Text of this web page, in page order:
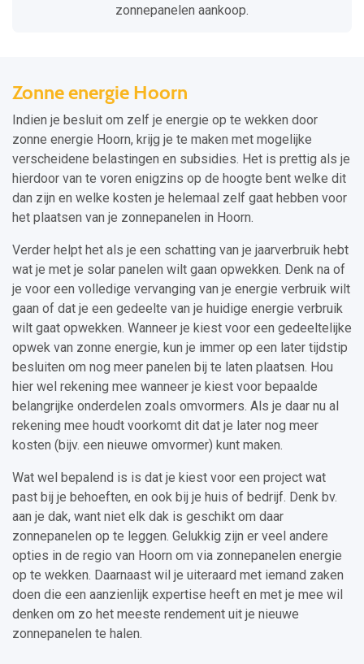
zonnepanelen aankoop.
Zonne energie Hoorn
Indien je besluit om zelf je energie op te wekken door
zonne energie Hoorn, krijg je te maken met mogelijke
verscheidene belastingen en subsidies. Het is prettig als je
hierdoor van te voren enigzins op de hoogte bent welke dit
dan zijn en welke kosten je helemaal zelf gaat hebben voor
het plaatsen van je zonnepanelen in Hoorn.
Verder helpt het als je een schatting van je jaarverbruik hebt
wat je met je solar panelen wilt gaan opwekken. Denk na of
je voor een volledige vervanging van je energie verbruik wilt
gaan of dat je een gedeelte van je huidige energie verbruik
wilt gaat opwekken. Wanneer je kiest voor een gedeeltelijke
opwek van zonne energie, kun je immer op een later tijdstip
besluiten om nog meer panelen bij te laten plaatsen. Hou
hier wel rekening mee wanneer je kiest voor bepaalde
belangrijke onderdelen zoals omvormers. Als je daar nu al
rekening mee houdt voorkomt dit dat je later nog meer
kosten (bijv. een nieuwe omvormer) kunt maken.
Wat wel bepalend is is dat je kiest voor een project wat
past bij je behoeften, en ook bij je huis of bedrijf. Denk bv.
aan je dak, want niet elk dak is geschikt om daar
zonnepanelen op te leggen. Gelukkig zijn er veel andere
opties in de regio van Hoorn om via zonnepanelen energie
op te wekken. Daarnaast wil je uiteraard met iemand zaken
doen die een aanzienlijk expertise heeft en met je mee wil
denken om zo het meeste rendement uit je nieuwe
zonnepanelen te halen.